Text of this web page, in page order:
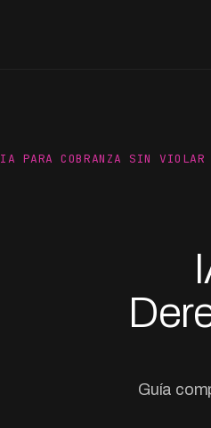
IA PARA COBRANZA SIN VIOLAR
Guía